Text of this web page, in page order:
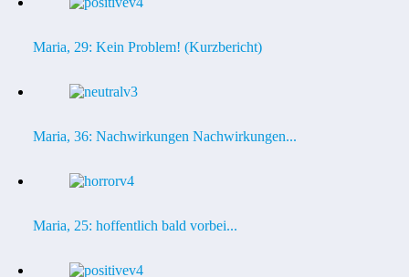
Maria, 29: Kein Problem! (Kurzbericht)
Maria, 36: Nachwirkungen Nachwirkungen...
Maria, 25: hoffentlich bald vorbei...